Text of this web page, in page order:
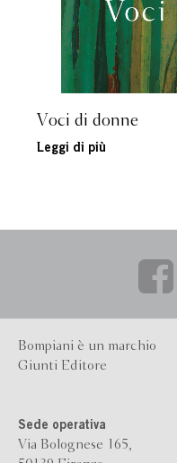
Voci di donne
Leggi di più
Bompiani è un marchio
Giunti Editore
Sede operativa
Via Bolognese 165,